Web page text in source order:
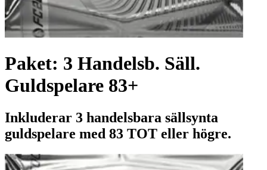
Paket: 3 Handelsb. Säll.
Guldspelare 83+
Inkluderar 3 handelsbara sällsynta
guldspelare med 83 TOT eller högre.